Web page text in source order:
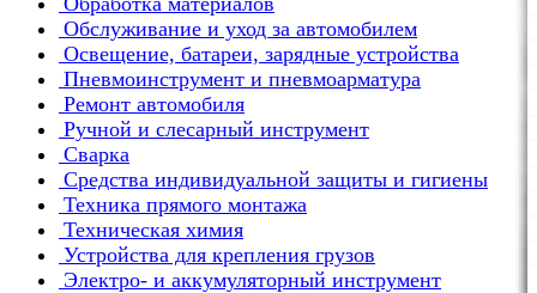
Обслуживание и уход за автомобилем
Освещение, батареи, зарядные устройства
Пневмоинструмент и пневмоарматура
Ремонт автомобиля
Ручной и слесарный инструмент
Сварка
Средства индивидуальной защиты и гигиены
Техника прямого монтажа
Техническая химия
Устройства для крепления грузов
Электро- и аккумуляторный инструмент